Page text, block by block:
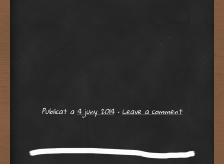
Publicat a4 juny 2014 •Leave a comment